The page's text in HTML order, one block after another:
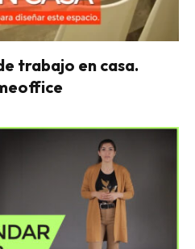
trabajo en casa.